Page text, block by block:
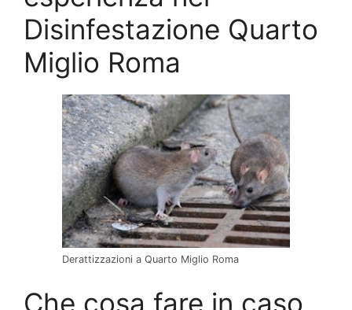
Disinfestazione Quarto
Miglio Roma
Derattizzazioni a Quarto Miglio Roma
Che cosa fare in caso